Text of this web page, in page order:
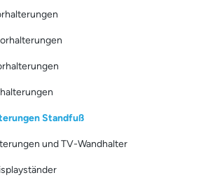
Standfuß
und TV-Wandhalter